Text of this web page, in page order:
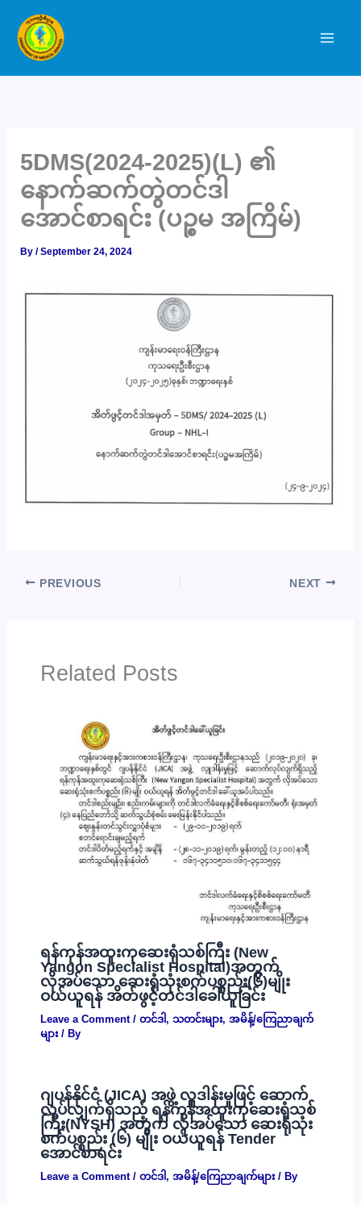
content
5DMS(2024-2025)(L) ၏
နောက်ဆက်တွဲတင်ဒါ
အောင်စာရင်း (ပဉ္စမ အကြိမ်)
By/September 24, 2024
PREVIOUS NEXT
Related Posts
ရန်ကုန်အထူးကုဆေးရုံသစ်ကြီး (New
Yangon Specialist Hospital)အတွက်
လိုအပ်သော ဆေးရုံသုံးစက်ပစ္စည်း(၆)မျိုး
ဝယ်ယူရန် အိတ်ဖွင့်တင်ဒါခေါ်ယူခြင်း
Leave a Comment / တင်ဒါ , သတင်းများ, အမိန့်/ကြေညာချက်
များ/ By
ဂျပန်နိုင်ငံ (JICA) အဖွဲ့ လှူဒါန်းမှုဖြင့် ဆောက်
လုပ်လျှက်ရှိသည့် ရန်ကုန်အထူးကုဆေးရုံသစ်
ကြီး(NYSH) အတွက် လိုအပ်သော ဆေးရုံသုံး
စက်ပစ္စည်း (၆) မျိုး ဝယ်ယူရန် Tender
အောင်စာရင်း
Leave a Comment / တင်ဒါ , အမိန့်/ကြေညာချက်များ/ By